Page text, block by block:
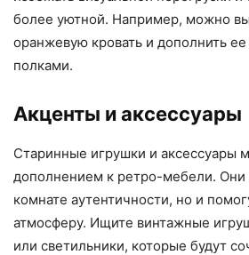
более уютной. Например, можно
оранжевую кровать и дополнить
полками.
Акценты и аксессуары
Старинные игрушки и аксессуары
дополнением к ретро-мебели. Они
комнате аутентичности, но и
атмосферу. Ищите винтажные
или светильники, которые будут